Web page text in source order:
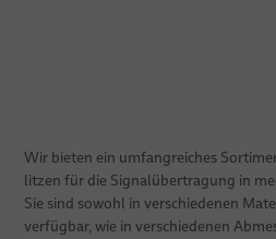
Wir bieten ein umfangreiches
litzen für die Signalübertragung in
Sie sind sowohl in verschiedenen
verfügbar, wie in verschiedenen